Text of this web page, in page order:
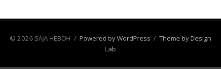
© 2026 SAJA HEBOH / Powered by WordPress / Theme by Design
Lab